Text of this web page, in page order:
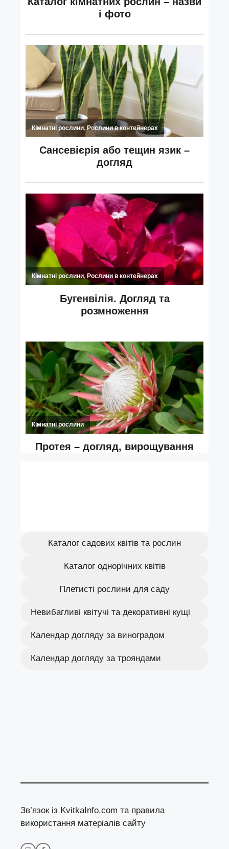
Каталог садових квітів та рослин
Каталог однорічних квітів
Плетисті рослини для саду
Невибагливі квітучі та декоративні кущі
Календар догляду за виноградом
Календар догляду за трояндами
Зв’язок із KvitkaInfo.com та правила
використання матеріалів сайту